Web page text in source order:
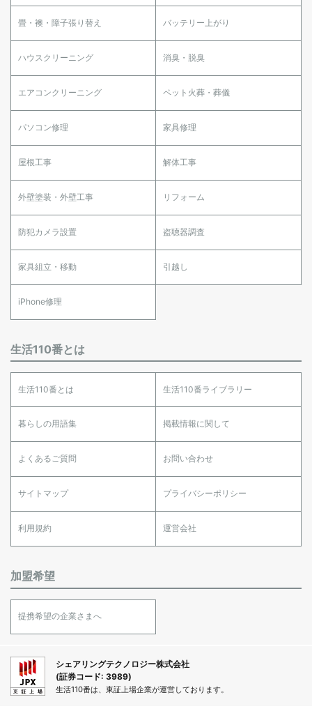
畳・襖・障子張り替え バッテリー上がり
ハウスクリーニング 消臭・脱臭
エアコンクリーニング ペット火葬・葬儀
パソコン修理 家具修理
屋根工事 解体工事
外壁塗装・外壁工事 リフォーム
防犯カメラ設置 盗聴器調査
家具組立・移動 引越し
iPhone修理
生活110番とは
生活110番とは 生活110番ライブラリー
暮らしの用語集 掲載情報に関して
よくあるご質問 お問い合わせ
サイトマップ プライバシーポリシー
利用規約 運営会社
加盟希望
提携希望の企業さまへ
シェアリングテクノロジー株式会社
(証券コード: 3989)
生活110番は、東証上場企業が運営しております。